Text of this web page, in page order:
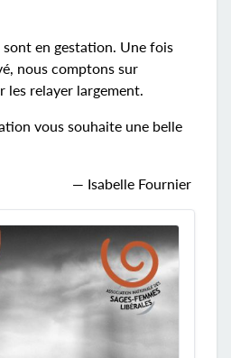
sont en gestation. Une fois
nous comptons sur
les relayer largement.
vous souhaite une belle
— Isabelle Fournier